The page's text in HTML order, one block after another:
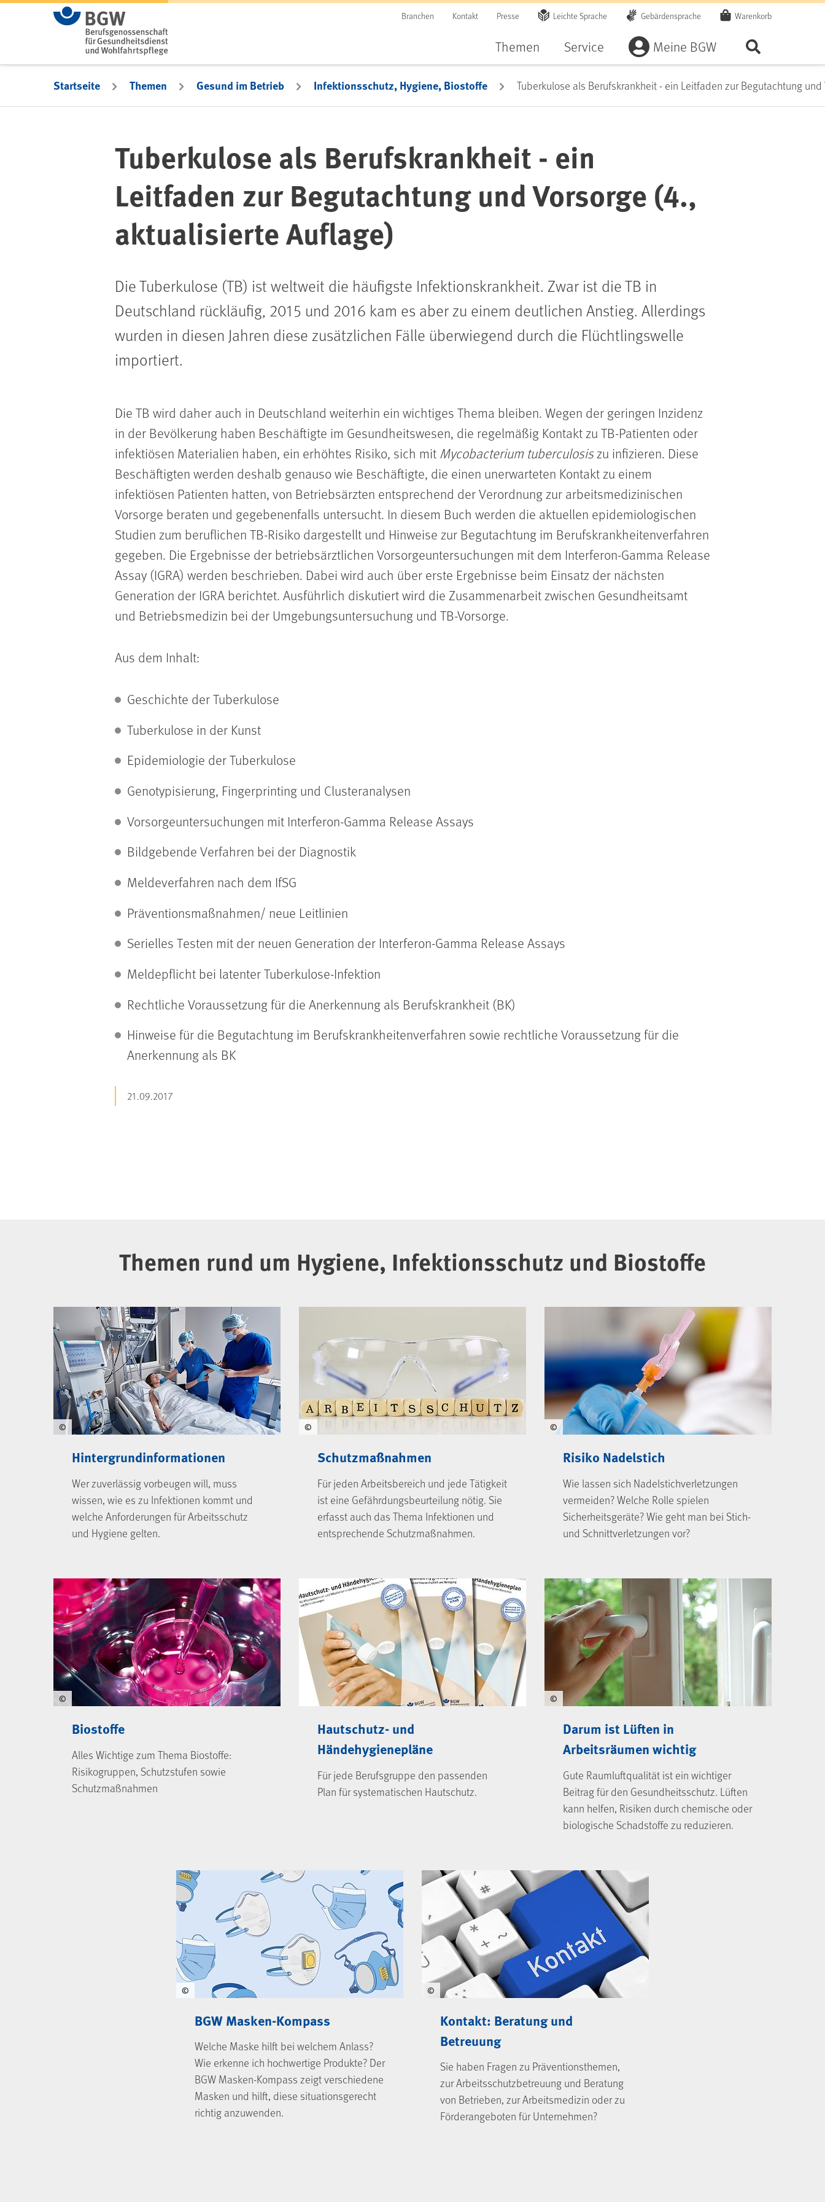
Zum Hauptinhalt springen Branchen Kontakt Presse Leichte Sprache Gebärdensprache Warenkorb
Themen Service Meine BGW
Startseite Themen Gesund im Betrieb Infektionsschutz, Hygiene, Biostoffe Tuberkulose als Berufskrankheit - ein Leitfaden zur Begutachtung
Tuberkulose als Berufskrankheit - ein
Leitfaden zur Begutachtung und Vorsorge (4.,
aktualisierte Auflage)
Die Tuberkulose (TB) ist weltweit die häufigste Infektionskrankheit. Zwar ist die TB in
Deutschland rückläufig, 2015 und 2016 kam es aber zu einem deutlichen Anstieg. Allerdings
wurden in diesen Jahren diese zusätzlichen Fälle überwiegend durch die Flüchtlingswelle
importiert.
Die TB wird daher auch in Deutschland weiterhin ein wichtiges Thema bleiben. Wegen der geringen Inzidenz
in der Bevölkerung haben Beschäftigte im Gesundheitswesen, die regelmäßig Kontakt zu TB-Patienten oder
infektiösen Materialien haben, ein erhöhtes Risiko, sich mit Mycobacterium tuberculosiszu infizieren. Diese
Beschäftigten werden deshalb genauso wie Beschäftigte, die einen unerwarteten Kontakt zu einem
infektiösen Patienten hatten, von Betriebsärzten entsprechend der Verordnung zur arbeitsmedizinischen
Vorsorge beraten und gegebenenfalls untersucht. In diesem Buch werden die aktuellen epidemiologischen
Studien zum beruflichen TB-Risiko dargestellt und Hinweise zur Begutachtung im Berufskrankheitenverfahren
gegeben. Die Ergebnisse der betriebsärztlichen Vorsorgeuntersuchungen mit dem Interferon-Gamma Release
Assay (IGRA) werden beschrieben. Dabei wird auch über erste Ergebnisse beim Einsatz der nächsten
Generation der IGRA berichtet. Ausführlich diskutiert wird die Zusammenarbeit zwischen Gesundheitsamt
und Betriebsmedizin bei der Umgebungsuntersuchung und TB-Vorsorge.
Aus dem Inhalt:
Geschichte der Tuberkulose
Tuberkulose in der Kunst
Epidemiologie der Tuberkulose
Genotypisierung, Fingerprinting und Clusteranalysen
Vorsorgeuntersuchungen mit Interferon-Gamma Release Assays
Bildgebende Verfahren bei der Diagnostik
Meldeverfahren nach dem IfSG
Präventionsmaßnahmen/ neue Leitlinien
Serielles Testen mit der neuen Generation der Interferon-Gamma Release Assays
Meldepflicht bei latenter Tuberkulose-Infektion
Rechtliche Voraussetzung für die Anerkennung als Berufskrankheit (BK)
Hinweise für die Begutachtung im Berufskrankheitenverfahren sowie rechtliche Voraussetzung für die
Anerkennung als BK
21.09.2017
Themen rund um Hygiene, Infektionsschutz und Biostoffe
©
Hintergrundinformationen
Wer zuverlässig vorbeugen will, muss
wissen, wie es zu Infektionen kommt und
welche Anforderungen für Arbeitsschutz
und Hygiene gelten.
©
Schutzmaßnahmen
Für jeden Arbeitsbereich und jede Tätigkeit
ist eine Gefährdungsbeurteilung nötig. Sie
erfasst auch das Thema Infektionen und
entsprechende Schutzmaßnahmen.
©
Risiko Nadelstich
Wie lassen sich Nadelstichverletzungen
vermeiden? Welche Rolle spielen
Sicherheitsgeräte? Wie geht man bei Stich-
und Schnittverletzungen vor?
©
Biostoffe
Alles Wichtige zum Thema Biostoffe:
Risikogruppen, Schutzstufen sowie
Schutzmaßnahmen
Hautschutz- und
Händehygienepläne
Für jede Berufsgruppe den passenden
Plan für systematischen Hautschutz.
©
Darum ist Lüften in
Arbeitsräumen wichtig
Gute Raumluftqualität ist ein wichtiger
Beitrag für den Gesundheitsschutz. Lüften
kann helfen, Risiken durch chemische oder
biologische Schadstoffe zu reduzieren.
©
BGW Masken-Kompass
Welche Maske hilft bei welchem Anlass?
Wie erkenne ich hochwertige Produkte? Der
BGW Masken-Kompass zeigt verschiedene
Masken und hilft, diese situationsgerecht
richtig anzuwenden.
©
Kontakt: Beratung und
Betreuung
Sie haben Fragen zu Präventionsthemen,
zur Arbeitsschutzbetreuung und Beratung
von Betrieben, zur Arbeitsmedizin oder zu
Förderangeboten für Unternehmen?